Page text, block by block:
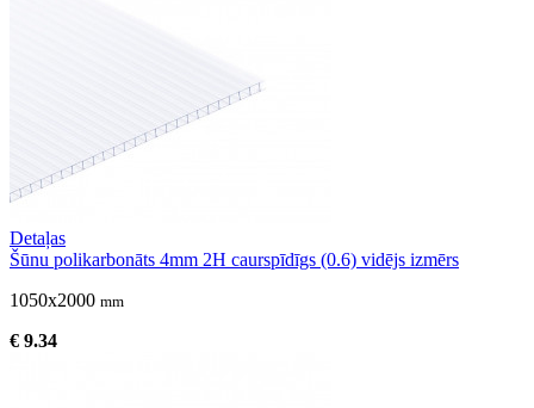
Detaļas
Šūnu polikarbonāts 4mm 2H caurspīdīgs (0.6) vidējs izmērs
1050x2000 mm
€ 9.34